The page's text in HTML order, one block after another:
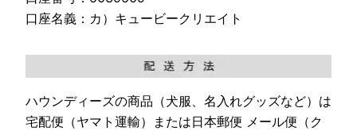
口座名義：カ）キュービークリエイト
ハウンディーズの商品（犬服、名入れグッズなど）は
宅配便（ヤマト運輸）または日本郵便 メール便（ク